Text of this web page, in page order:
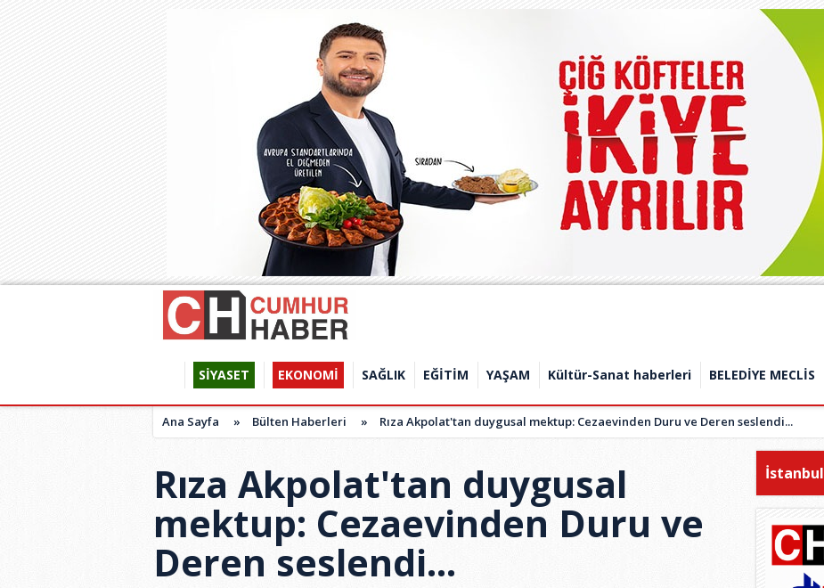
SİYASET EKONOMİ SAĞLIK EĞİTİM YAŞAM Kültür-Sanat haberleri BELEDİYE MECLİS
Ana Sayfa » Bülten Haberleri » Rıza Akpolat'tan duygusal mektup: Cezaevinden Duru ve Deren seslendi...
Rıza Akpolat'tan duygusal
mektup: Cezaevinden Duru ve
Deren seslendi...
İstanbul